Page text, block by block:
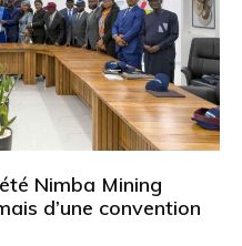
Nimba Mining
d’une convention